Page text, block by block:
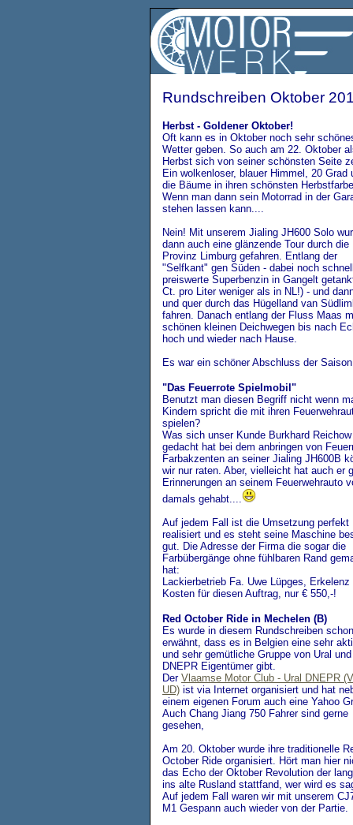
Rundschreiben Oktober
Herbst - Goldener Oktober!
Oft kann es in Oktober noch sehr
Wetter geben. So auch am 22. Oktober
Herbst sich von seiner schönsten Seite
Ein wolkenloser, blauer Himmel, 20 Grad
die Bäume in ihren schönsten
Wenn man dann sein Motorrad in der
stehen lassen kann....
Nein! Mit unserem Jialing JH600 Solo
dann auch eine glänzende Tour durch die
Provinz Limburg gefahren. Entlang der
"Selfkant" gen Süden - dabei noch
preiswerte Superbenzin in Gangelt
Ct. pro Liter weniger als in NL!) - und
und quer durch das Hügelland van
fahren. Danach entlang der Fluss Maas
schönen kleinen Deichwegen bis nach
hoch und wieder nach Hause.
Es war ein schöner Abschluss der
"Das Feuerrote Spielmobil"
Benutzt man diesen Begriff nicht wenn
Kindern spricht die mit ihren
spielen?
Was sich unser Kunde Burkhard Reichow
gedacht hat bei dem anbringen von
Farbakzenten an seiner Jialing JH600B
wir nur raten. Aber, vielleicht hat auch er
Erinnerungen an seinem Feuerwehrauto
damals gehabt....
Auf jedem Fall ist die Umsetzung perfekt
realisiert und es steht seine Maschine
gut. Die Adresse der Firma die sogar die
Farbübergänge ohne fühlbaren Rand
hat:
Lackierbetrieb Fa. Uwe Lüpges, Erkelenz
Kosten für diesen Auftrag, nur € 550,-!
Red October Ride in Mechelen (B)
Es wurde in diesem Rundschreiben
erwähnt, dass es in Belgien eine sehr
und sehr gemütliche Gruppe von Ural und
DNEPR Eigentümer gibt.
Der Vlaamse Motor Club - Ural DNEPR
UD) ist via Internet organisiert und hat
einem eigenen Forum auch eine Yahoo
Auch Chang Jiang 750 Fahrer sind gerne
gesehen,
Am 20. Oktober wurde ihre traditionelle
October Ride organisiert. Hört man hier
das Echo der Oktober Revolution der
ins alte Rusland stattfand, wer wird es
Auf jedem Fall waren wir mit unserem
M1 Gespann auch wieder von der Partie.